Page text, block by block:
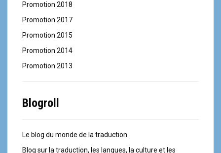
Promotion 2018
Promotion 2017
Promotion 2015
Promotion 2014
Promotion 2013
Blogroll
Le blog du monde de la traduction
Blog sur la traduction, les langues, la culture et les